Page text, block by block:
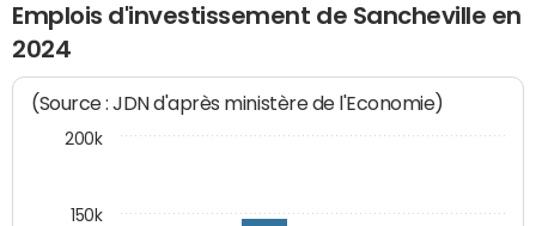
Emplois d'investissement de Sancheville en
2024
(Source : JDN d'après ministère de l'Economie)
150k
200k